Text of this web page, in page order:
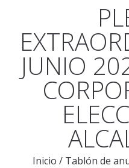
JUNIO
Inicio / Tablón de